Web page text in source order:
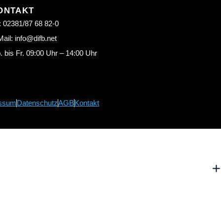
02381/87 68 82-0
info@difb.net
bis Fr. 09:00 Uhr – 14:00 Uhr
DatenschutzAGBKontakt